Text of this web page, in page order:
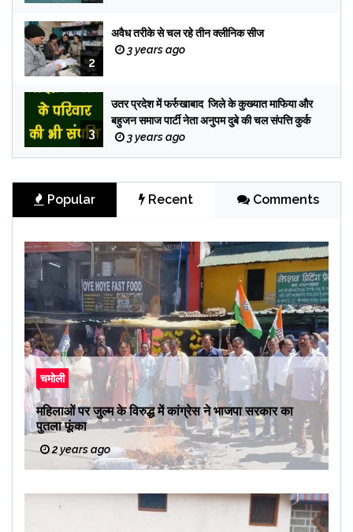
2
अवैध तरीके से चल रहे तीन क्लीनिक सीज
3 years ago
3
उतर प्रदेश में फर्रुखाबाद जिले के कुख्यात माफिया और
बहुजन समाज पार्टी नेता अनुपम दुबे की चल संपत्ति कुर्क
3 years ago
Popular Recent Comments
चमोली
महिलाओं पर जुल्म के विरुद्ध में कांग्रेस ने भाजपा सरकार का
पुतला फूंका
2 years ago